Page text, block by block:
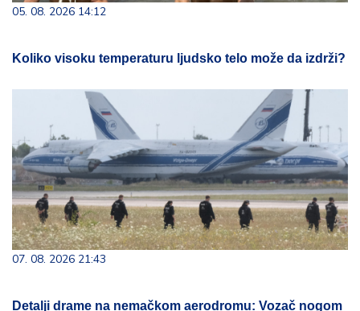
05. 08. 2026 14:12
Koliko visoku temperaturu ljudsko telo može da izdrži?
07. 08. 2026 21:43
Detalji drame na nemačkom aerodromu: Vozač nogom